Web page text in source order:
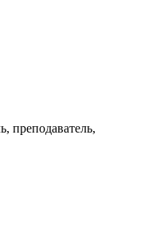
преподаватель,